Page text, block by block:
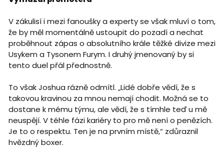
V zákulisí i mezi fanoušky a experty se však mluví o tom,
že by měl momentálně ustoupit do pozadí a nechat
proběhnout zápas o absolutního krále těžké divize mezi
Usykem a Tysonem Furym. I druhý jmenovaný by si
tento duel přál přednostně.
To však Joshua rázně odmítl. „Lidé dobře vědí, že s
takovou kravinou za mnou nemají chodit. Možná se to
dostane k mému týmu, ale vědí, že s tímhle teď u mě
neuspějí. V téhle fázi kariéry to pro mě není o penězích.
Je to o respektu. Ten je na prvním místě,“ zdůraznil
hvězdný boxer.